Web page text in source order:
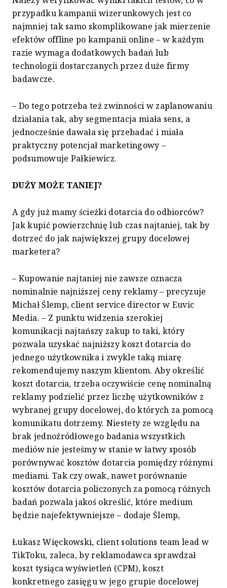
przypadku kampanii wizerunkowych jest co
najmniej tak samo skomplikowane jak mierzenie
efektów offline po kampanii online – w każdym
razie wymaga dodatkowych badań lub
technologii dostarczanych przez duże firmy
badawcze.
– Do tego potrzeba też zwinności w zaplanowaniu
działania tak, aby segmentacja miała sens, a
jednocześnie dawała się przebadać i miała
praktyczny potencjał marketingowy –
podsumowuje Pałkiewicz.
DUŻY MOŻE TANIEJ?
A gdy już mamy ścieżki dotarcia do odbiorców?
Jak kupić powierzchnię lub czas najtaniej, tak by
dotrzeć do jak największej grupy docelowej
marketera?
– Kupowanie najtaniej nie zawsze oznacza
nominalnie najniższej ceny reklamy – precyzuje
Michał Ślemp, client service director w Euvic
Media. – Z punktu widzenia szerokiej
komunikacji najtańszy zakup to taki, który
pozwala uzyskać najniższy koszt dotarcia do
jednego użytkownika i zwykle taką miarę
rekomendujemy naszym klientom. Aby określić
koszt dotarcia, trzeba oczywiście cenę nominalną
reklamy podzielić przez liczbę użytkowników z
wybranej grupy docelowej, do których za pomocą
komunikatu dotrzemy. Niestety ze względu na
brak jednoźródłowego badania wszystkich
mediów nie jesteśmy w stanie w łatwy sposób
porównywać kosztów dotarcia pomiędzy różnymi
mediami. Tak czy owak, nawet porównanie
kosztów dotarcia policzonych za pomocą różnych
badań pozwala jakoś określić, które medium
będzie najefektywniejsze – dodaje Ślemp,
Łukasz Więckowski, client solutions team lead w
TikToku, zaleca, by reklamodawca sprawdzał
koszt tysiąca wyświetleń (CPM), koszt
konkretnego zasięgu w jego grupie docelowej